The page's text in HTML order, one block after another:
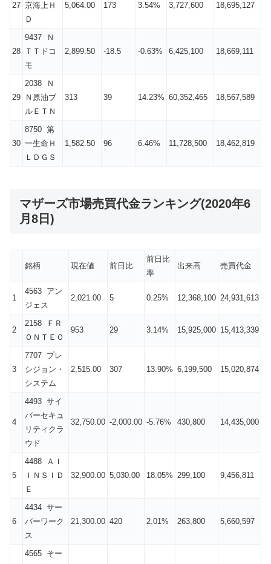
27 京海上Ｈ
Ｄ
5,064.00 173 3.54% 3,727,600 18,695,127
28
9437 Ｎ
ＴＴドコ
モ
2,899.50 -18.5 -0.63% 6,425,100 18,669,111
29
2038 Ｎ
Ｎ原油ブ
ルＥＴＮ
313 39 14.23% 60,352,465 18,567,589
30
8750 第
一生命Ｈ
ＬＤＧＳ
1,582.50 96 6.46% 11,728,500 18,462,819
マザーズ市場売買代金ランキング(2020年6
月8日)
銘柄 現在値 前日比
前日比
率
出来高 売買代金
1
4563 アン
ジェス
2,021.00 5 0.25% 12,368,100 24,931,613
2
2158 ＦＲ
ＯＮＴＥＯ
953 29 3.14% 15,925,000 15,413,339
3
7707 プレ
シジョン・
システム
2,515.00 307 13.90% 6,199,500 15,020,874
4
4493 サイ
バーセキュ
リティクラ
ウド
32,750.00 -2,000.00 -5.76% 430,800 14,435,000
5
4488 ＡＩ
ＩＮＳＩＤ
Ｅ
32,900.00 5,030.00 18.05% 299,100 9,456,811
6
4434 サー
バーワーク
ス
21,300.00 420 2.01% 263,800 5,660,597
4565 そー